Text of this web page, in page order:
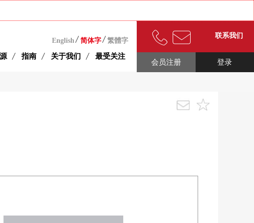
English 简体字 繁體字
指南 关于我们 最受关注
联系我们
登录
会员注册